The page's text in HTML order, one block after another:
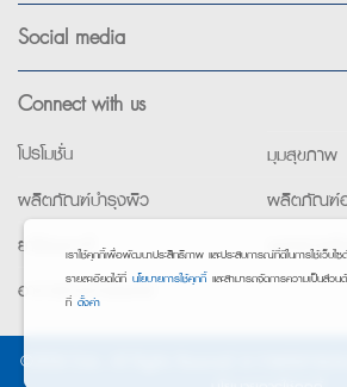
Social media
Connect with us
โปรโมชั่น
มุมสุขภาพ
ผลิตภัณฑ์บำรุงผิว
ผลิตภัณฑ์อ
ยาใช้เฉพาะที่
อุปกรณ์เพื่
อาหารทางการแพทย์
©2026 Exta. All Rights Reserved. • การแจ้งการ
เราใช้คุกกี้เพื่อพัฒนาประสิทธิภาพ และประสบการณ์ที่ดีในการใช้เว็
รายละเอียดได้ที่ นโยบายการใช้คุกกี้ และสามารถจัดการความเป็นส่ว
ที่ ตั้งค่า